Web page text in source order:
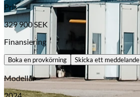
Honda
Pris
329 900SEK
Finansiering
Boka en provkörning Skicka ett meddelande
Modellår